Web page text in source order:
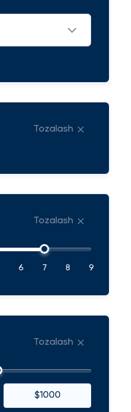
Tozalash
Tozalash
6 7 8 9
Tozalash
$1000